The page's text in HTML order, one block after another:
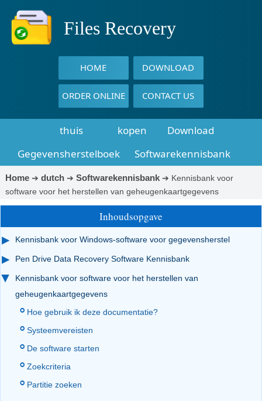
Files Recovery
HOME DOWNLOAD
ORDER ONLINE CONTACT US
thuis kopen
Download
Gegevensherstelboek
Softwarekennisbank
Home➔ dutch➔ Softwarekennisbank➔ Kennisbank voor
software voor het herstellen van geheugenkaartgegevens
Inhoudsopgave
Kennisbank voor Windows-software voor gegevensherstel
Pen Drive Data Recovery Software Kennisbank
Kennisbank voor software voor het herstellen van
geheugenkaartgegevens
Hoe gebruik ik deze documentatie?
Systeemvereisten
De software starten
Zoekcriteria
Partitie zoeken